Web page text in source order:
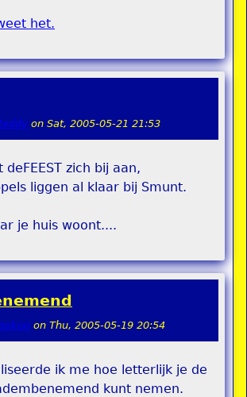
het.
teddy on Sat, 2005-05-21 21:53
zich bij aan,
liggen al klaar bij Smunt.
on Thu, 2005-05-19 20:54
ik me hoe letterlijk je de
kunt nemen.